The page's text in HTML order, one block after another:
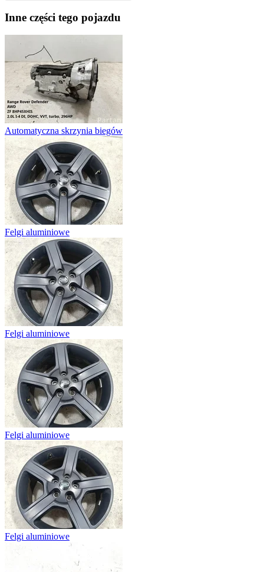
Inne części tego pojazdu
Automatyczna skrzynia biegów
Felgi aluminiowe
Felgi aluminiowe
Felgi aluminiowe
Felgi aluminiowe